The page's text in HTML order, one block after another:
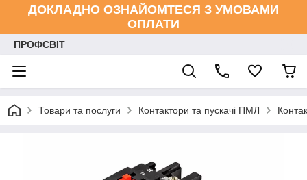
ДОКЛАДНО ОЗНАЙОМТЕСЯ З УМОВАМИ
ОПЛАТИ
ПРОФСВІТ
Товари та послуги Контактори та пускачі ПМЛ